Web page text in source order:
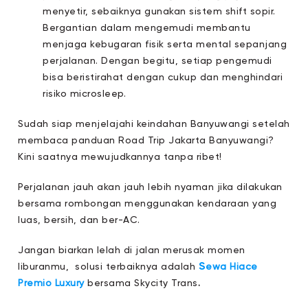
menyetir, sebaiknya gunakan sistem shift sopir.
Bergantian dalam mengemudi membantu
menjaga kebugaran fisik serta mental sepanjang
perjalanan. Dengan begitu, setiap pengemudi
bisa beristirahat dengan cukup dan menghindari
risiko microsleep.
Sudah siap menjelajahi keindahan Banyuwangi setelah
membaca panduan Road Trip Jakarta Banyuwangi?
Kini saatnya mewujudkannya tanpa ribet!
Perjalanan jauh akan jauh lebih nyaman jika dilakukan
bersama rombongan menggunakan kendaraan yang
luas, bersih, dan ber-AC.
Jangan biarkan lelah di jalan merusak momen
liburanmu, solusi terbaiknya adalah Sewa Hiace
Premio Luxury bersama Skycity Trans.